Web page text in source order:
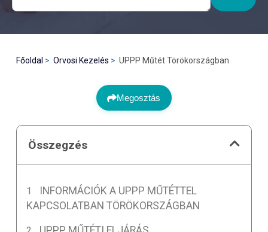
Főoldal Orvosi Kezelés UPPP Műtét Törökországban
Megosztás
Összegzés
INFORMÁCIÓK A UPPP MŰTÉTTEL
KAPCSOLATBAN TÖRÖKORSZÁGBAN